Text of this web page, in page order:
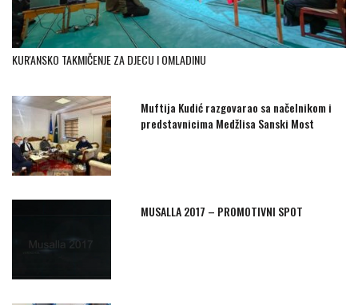
KUR'ANSKO TAKMIČENJE ZA DJECU I OMLADINU
Muftija Kudić razgovarao sa načelnikom i
predstavnicima Medžlisa Sanski Most
MUSALLA 2017 – PROMOTIVNI SPOT